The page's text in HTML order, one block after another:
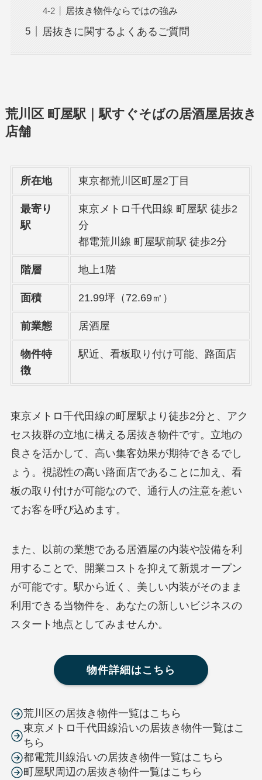
居抜き物件ならではの強み
居抜きに関するよくあるご質問
荒川区 町屋駅｜駅すぐそばの居酒屋居抜き
店舗
所在地 東京都荒川区町屋2丁目
最寄り
駅
東京メトロ千代田線 町屋駅 徒歩2
分
都電荒川線 町屋駅前駅 徒歩2分
階層 地上1階
面積 21.99坪（72.69㎡）
前業態 居酒屋
物件特
徴
駅近、看板取り付け可能、路面店
東京メトロ千代田線の町屋駅より徒歩2分と、アク
セス抜群の立地に構える居抜き物件です。立地の
良さを活かして、高い集客効果が期待できるでし
ょう。視認性の高い路面店であることに加え、看
板の取り付けが可能なので、通行人の注意を惹い
てお客を呼び込めます。
また、以前の業態である居酒屋の内装や設備を利
用することで、開業コストを抑えて新規オープン
が可能です。駅から近く、美しい内装がそのまま
利用できる当物件を、あなたの新しいビジネスの
スタート地点としてみませんか。
物件詳細はこちら
荒川区の居抜き物件一覧はこちら
東京メトロ千代田線沿いの居抜き物件一覧はこ
ちら
都電荒川線沿いの居抜き物件一覧はこちら
町屋駅周辺の居抜き物件一覧はこちら